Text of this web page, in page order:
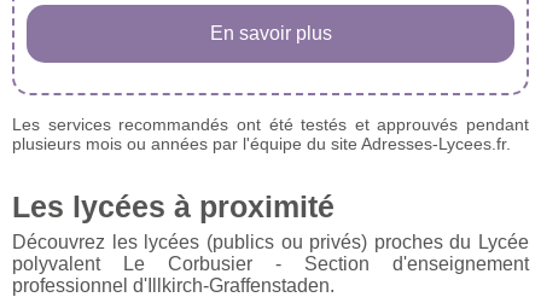
En savoir plus
Les services recommandés ont été testés et approuvés pendant
plusieurs mois ou années par l'équipe du site Adresses-Lycees.fr.
Les lycées à proximité
Découvrez les lycées (publics ou privés) proches du Lycée
polyvalent Le Corbusier - Section d'enseignement
professionnel d'Illkirch-Graffenstaden.